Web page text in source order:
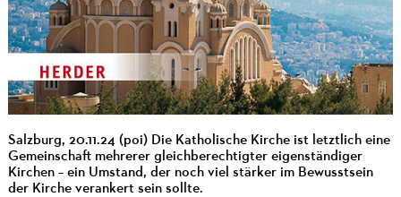
Salzburg, 20.11.24 (poi) Die Katholische Kirche ist letztlich eine
Gemeinschaft mehrerer gleichberechtigter eigenständiger
Kirchen – ein Umstand, der noch viel stärker im Bewusstsein
der Kirche verankert sein sollte.